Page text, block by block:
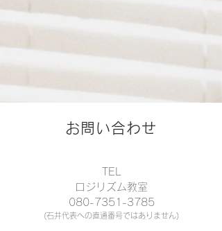
お問い合わせ
TEL
ロジリズム教室
080-7351-3785
(石井代表への直通番号ではありません)